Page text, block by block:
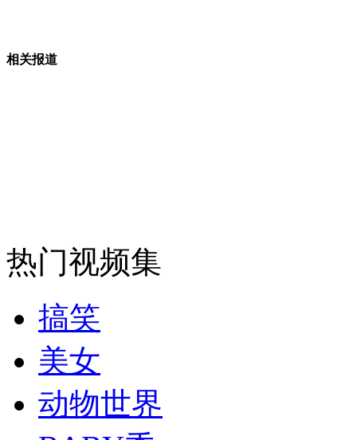
男子历时18小时千里带雪球回南方
无痛分娩是否安全 医生回应
外交部：反对强权政治霸凌主义
外交部：有关国家言论片面不公正
安徽一实载49人客车翻车
相关报道
热门视频集
搞笑
美女
动物世界